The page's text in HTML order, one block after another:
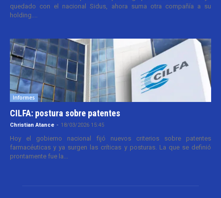
quedado con el nacional Sidus, ahora suma otra compañía a su
holding....
Informes
CILFA: postura sobre patentes
Christian Atance - 18/03/2026 15:45
Hoy el gobierno nacional fijó nuevos criterios sobre patentes
farmacéuticas y ya surgen las críticas y posturas. La que se definió
prontamente fue la...